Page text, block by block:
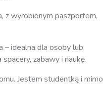
z wyrobionym paszportem,
– idealna dla osoby lub
zabawy i naukę.
Jestem studentką i mimo